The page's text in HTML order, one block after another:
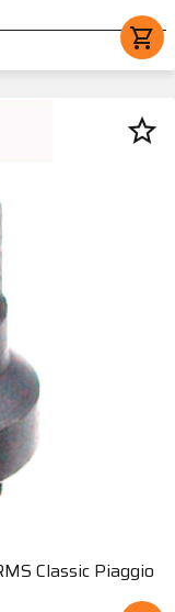
shopping_cart
Classic Piaggio
star_border